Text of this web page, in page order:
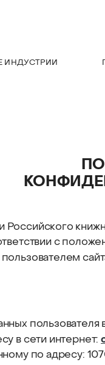
ИНДУСТРИИ
Российского
с
в сети интернет:
по адресу: